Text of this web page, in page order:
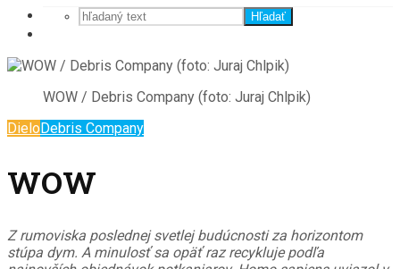
Hľadať
WOW / Debris Company (foto: Juraj Chlpik)
DieloDebris Company
WOW
Z rumoviska poslednej svetlej budúcnosti za horizontom
stúpa dym. A minulosť sa opäť raz recykluje podľa